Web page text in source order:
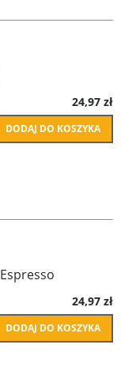
24,97 zł
DODAJ DO KOSZYKA
24,97 zł
DODAJ DO KOSZYKA